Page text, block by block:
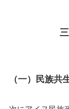
（一）民族共